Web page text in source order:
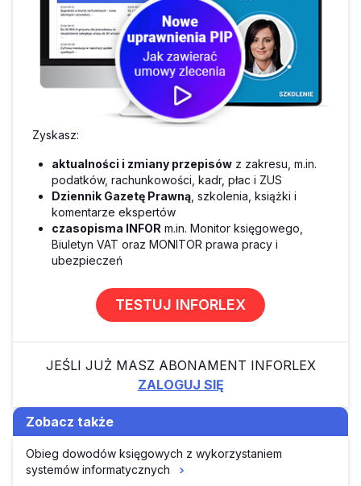
Zyskasz:
aktualności i zmiany przepisów z zakresu, m.in.
podatków, rachunkowości, kadr, płac i ZUS
Dziennik Gazetę Prawną , szkolenia, książki i
komentarze ekspertów
czasopisma INFOR m.in. Monitor księgowego,
Biuletyn VAT oraz MONITOR prawa pracy i
ubezpieczeń
TESTUJ INFORLEX
JEŚLI JUŻ MASZ ABONAMENT INFORLEX
ZALOGUJ SIĘ
Zobacz także
Obieg dowodów księgowych z wykorzystaniem
systemów informatycznych